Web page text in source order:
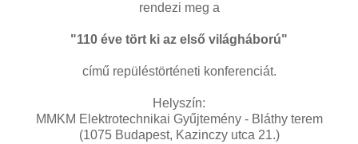
rendezi meg a
"110 éve tört ki az első világháború"
című repüléstörténeti konferenciát.
Helyszín:
MMKM Elektrotechnikai Gyűjtemény - Bláthy terem
(1075 Budapest, Kazinczy utca 21.)